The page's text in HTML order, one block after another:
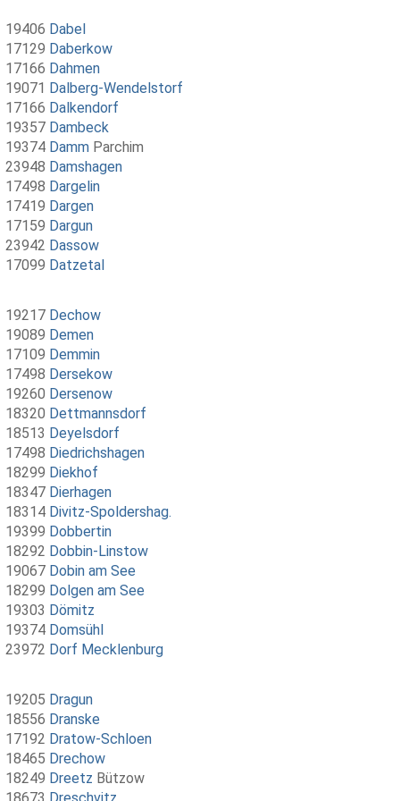
19406 Dabel
17129 Daberkow
17166 Dahmen
19071 Dalberg-Wendelstorf
17166 Dalkendorf
19357 Dambeck
19374 Damm Parchim
23948 Damshagen
17498 Dargelin
17419 Dargen
17159 Dargun
23942 Dassow
17099 Datzetal
19217 Dechow
19089 Demen
17109 Demmin
17498 Dersekow
19260 Dersenow
18320 Dettmannsdorf
18513 Deyelsdorf
17498 Diedrichshagen
18299 Diekhof
18347 Dierhagen
18314 Divitz-Spoldershag.
19399 Dobbertin
18292 Dobbin-Linstow
19067 Dobin am See
18299 Dolgen am See
19303 Dömitz
19374 Domsühl
23972 Dorf Mecklenburg
19205 Dragun
18556 Dranske
17192 Dratow-Schloen
18465 Drechow
18249 Dreetz Bützow
18673 Dreschvitz